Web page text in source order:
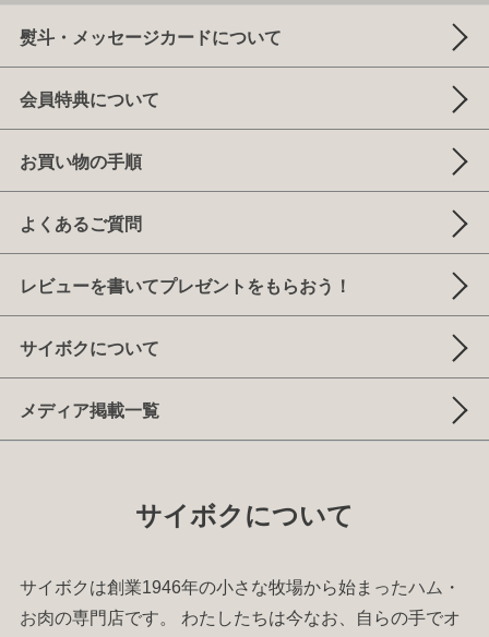
熨斗・メッセージカードについて
会員特典について
お買い物の手順
よくあるご質問
レビューを書いてプレゼントをもらおう！
サイボクについて
メディア掲載一覧
サイボクについて
サイボクは創業1946年の小さな牧場から始まったハム ・
お肉の専門店です。 わたしたちは今なお、自らの手でオ